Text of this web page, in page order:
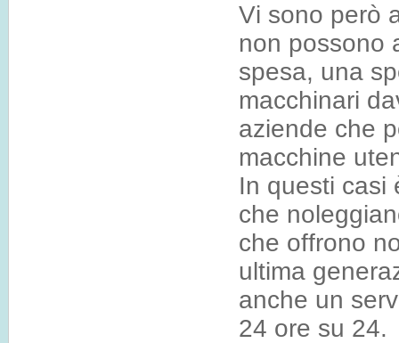
Vi sono però
non possono
spesa, una
macchinari
aziende che
macchine
In questi casi
che
che offrono
ultima
anche un
24 ore su 24.